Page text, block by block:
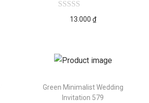
13.000 ₫
Green Minimalist Wedding
Invitation 579